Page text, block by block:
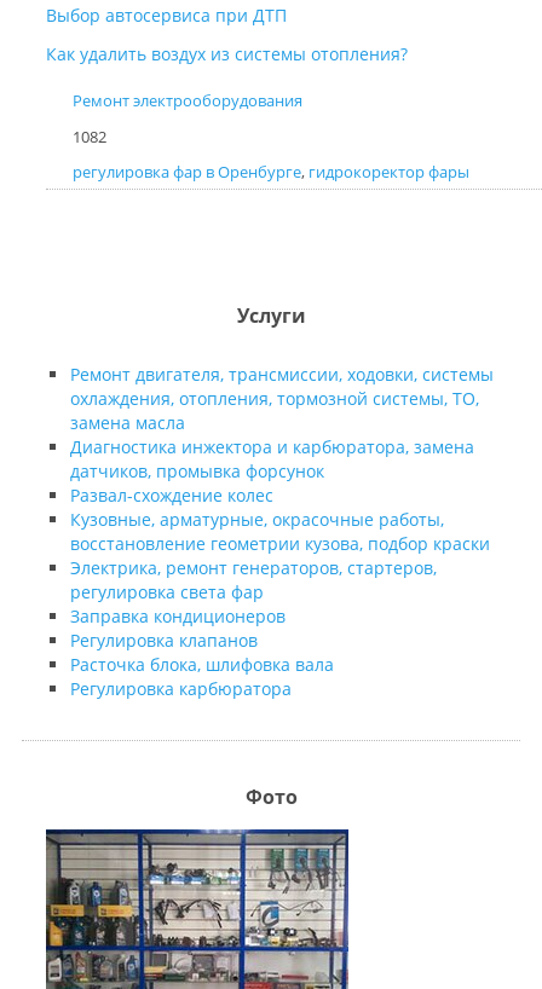
Выбор автосервиса при ДТП
Как удалить воздух из системы отопления?
Ремонт электрооборудования
1082
регулировка фар в Оренбурге, гидрокоректор фары
Услуги
Ремонт двигателя, трансмиссии, ходовки, системы
охлаждения, отопления, тормозной системы, ТО,
замена масла
Диагностика инжектора и карбюратора, замена
датчиков, промывка форсунок
Развал-схождение колес
Кузовные, арматурные, окрасочные работы,
восстановление геометрии кузова, подбор краски
Электрика, ремонт генераторов, стартеров,
регулировка света фар
Заправка кондиционеров
Регулировка клапанов
Расточка блока, шлифовка вала
Регулировка карбюратора
Фото